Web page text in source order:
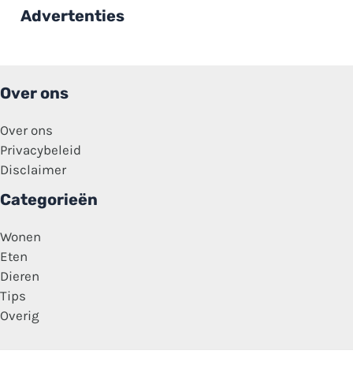
vrouwen
worden’
Advertenties
Over ons
Over ons
Privacybeleid
Disclaimer
Categorieën
Wonen
Eten
Dieren
Tips
Overig